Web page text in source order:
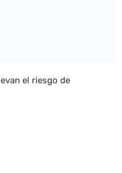
el riesgo de